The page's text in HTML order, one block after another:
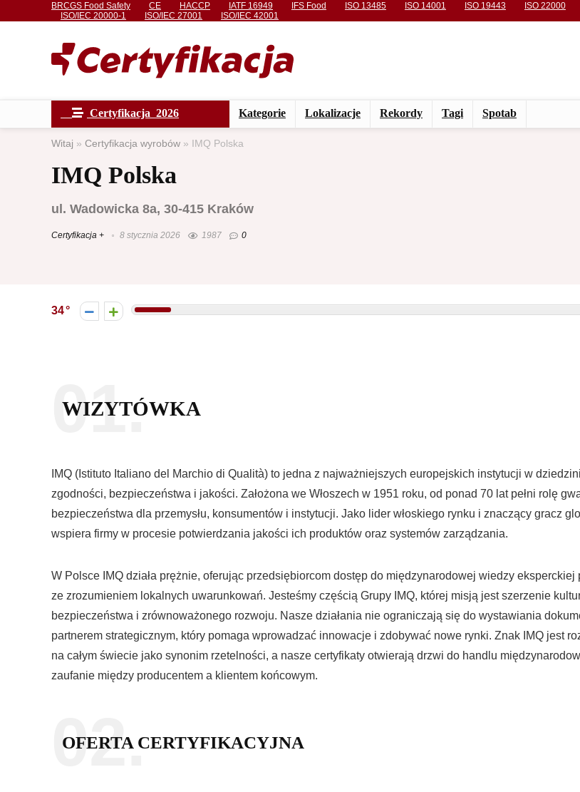
BRCGS Food Safety CE HACCP IATF 16949 IFS Food ISO 13485 ISO 14001 ISO 19443 ISO 22000
ISO/IEC 20000-1
ISO/IEC 27001 ISO/IEC 42001
Certyfikacja 2026 Kategorie Lokalizacje Rekordy Tagi Spotab
Witaj » Certyfikacja wyrobów » IMQ Polska
IMQ Polska
ul. Wadowicka 8a, 30-415 Kraków
Certyfikacja + 8 stycznia 2026 1987 0
34
01.
WIZYTÓWKA
IMQ (Istituto Italiano del Marchio di Qualità) to jedna z najważniejszych europejskich instytucji w
zgodności, bezpieczeństwa i jakości. Założona we Włoszech w 1951 roku, od ponad 70 lat pełni rolę
bezpieczeństwa dla przemysłu, konsumentów i instytucji. Jako lider włoskiego rynku i znaczący gracz
wspiera firmy w procesie potwierdzania jakości ich produktów oraz systemów zarządzania.
W Polsce IMQ działa prężnie, oferując przedsiębiorcom dostęp do międzynarodowej wiedzy eksperckiej
ze zrozumieniem lokalnych uwarunkowań. Jesteśmy częścią Grupy IMQ, której misją jest szerzenie
bezpieczeństwa i zrównoważonego rozwoju. Nasze działania nie ograniczają się do wystawiania
partnerem strategicznym, który pomaga wprowadzać innowacje i zdobywać nowe rynki. Znak IMQ jest
na całym świecie jako synonim rzetelności, a nasze certyfikaty otwierają drzwi do handlu
zaufanie między producentem a klientem końcowym.
02.
OFERTA CERTYFIKACYJNA